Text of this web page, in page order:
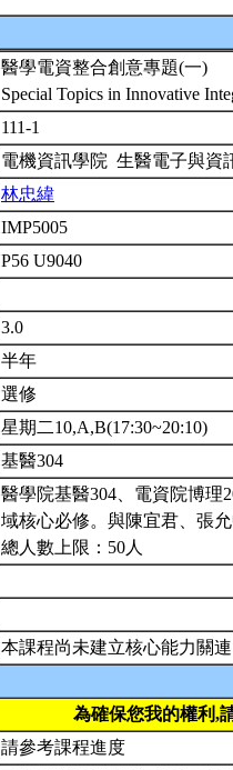
醫學電資整合創意專題(一)
Special Topics in Innovative
111-1
電機資訊學院 生醫電子與
林忠緯
IMP5005
P56 U9040
3.0
半年
選修
星期二10,A,B(17:30~20:10)
基醫304
醫學院基醫304、電資院博理
域核心必修。與陳宜君、張
總人數上限：50人
本課程尚未建立核心能力關連
為確保您我的權利,
請參考課程進度